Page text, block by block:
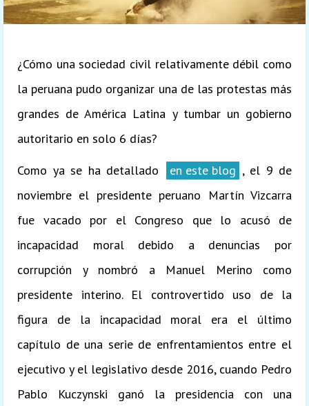
¿Cómo una sociedad civil relativamente débil como
la peruana pudo organizar una de las protestas más
grandes de América Latina y tumbar un gobierno
autoritario en solo 6 días?
Como ya se ha detallado
en este blog , el 9 de
noviembre el presidente peruano Martín Vizcarra
fue vacado por el Congreso que lo acusó de
incapacidad moral debido a denuncias por
corrupción y nombró a Manuel Merino como
presidente interino. El controvertido uso de la
figura de la incapacidad moral era el último
capítulo de una serie de enfrentamientos entre el
ejecutivo y el legislativo desde 2016, cuando Pedro
Pablo Kuczynski ganó la presidencia con una